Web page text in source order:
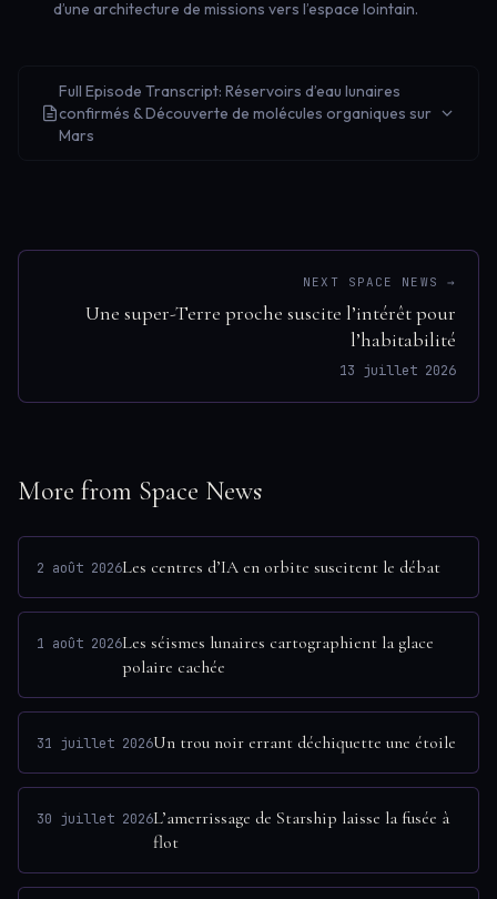
d’une architecture de missions vers l’espace lointain.
Full Episode Transcript: Réservoirs d’eau lunaires
confirmés & Découverte de molécules organiques sur
Mars
NEXT SPACE NEWS →
Une super-Terre proche suscite l’intérêt pour
l’habitabilité
13 juillet 2026
More from Space News
2 août 2026Les centres d’IA en orbite suscitent le débat
1 août 2026Les séismes lunaires cartographient la glace
polaire cachée
31 juillet 2026Un trou noir errant déchiquette une étoile
30 juillet 2026L’amerrissage de Starship laisse la fusée à
flot